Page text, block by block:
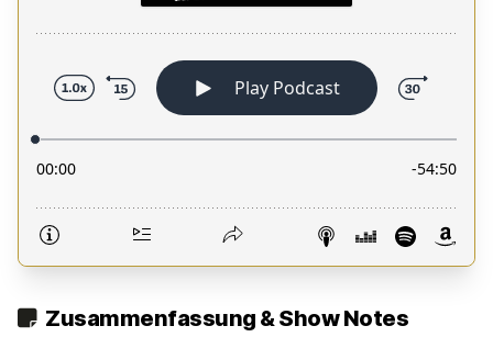
Zusammenfassung & Show Notes